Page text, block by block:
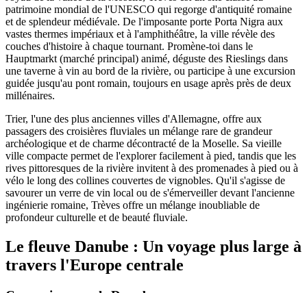
patrimoine mondial de l'UNESCO qui regorge d'antiquité romaine
et de splendeur médiévale. De l'imposante porte Porta Nigra aux
vastes thermes impériaux et à l'amphithéâtre, la ville révèle des
couches d'histoire à chaque tournant. Promène-toi dans le
Hauptmarkt (marché principal) animé, déguste des Rieslings dans
une taverne à vin au bord de la rivière, ou participe à une excursion
guidée jusqu'au pont romain, toujours en usage après près de deux
millénaires.
Trier, l'une des plus anciennes villes d'Allemagne, offre aux
passagers des croisières fluviales un mélange rare de grandeur
archéologique et de charme décontracté de la Moselle. Sa vieille
ville compacte permet de l'explorer facilement à pied, tandis que les
rives pittoresques de la rivière invitent à des promenades à pied ou à
vélo le long des collines couvertes de vignobles. Qu'il s'agisse de
savourer un verre de vin local ou de s'émerveiller devant l'ancienne
ingénierie romaine, Trèves offre un mélange inoubliable de
profondeur culturelle et de beauté fluviale.
Le fleuve Danube : Un voyage plus large à
travers l'Europe centrale